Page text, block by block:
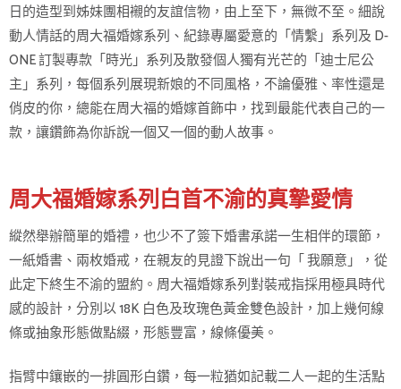
日的造型到姊妹團相襯的友誼信物，由上至下，無微不至。細說
動人情話的周大福婚嫁系列、紀錄專屬愛意的「情繫」系列及 D-
ONE 訂製專款「時光」系列及散發個人獨有光芒的「迪士尼公
主」系列，每個系列展現新娘的不同風格，不論優雅、率性還是
俏皮的你，總能在周大福的婚嫁首飾中，找到最能代表自己的一
款，讓鑽飾為你訴說一個又一個的動人故事。
周大福婚嫁系列白首不渝的真摯愛情
縱然舉辦簡單的婚禮，也少不了簽下婚書承諾一生相伴的環節，
一紙婚書、兩枚婚戒，在親友的見證下說出一句「 我願意」，從
此定下終生不渝的盟約。周大福婚嫁系列對裝戒指採用極具時代
感的設計，分別以 18K 白色及玫瑰色黃金雙色設計，加上幾何線
條或抽象形態做點綴，形態豐富，線條優美。
指臂中鑲嵌的一排圓形白鑽，每一粒猶如記載二人一起的生活點